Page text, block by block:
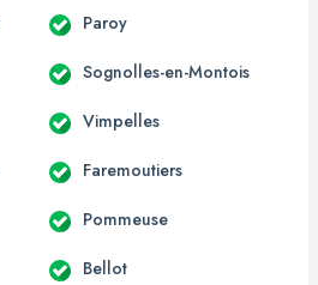
Paroy
Sognolles-en-Montois
Vimpelles
Faremoutiers
Pommeuse
Bellot